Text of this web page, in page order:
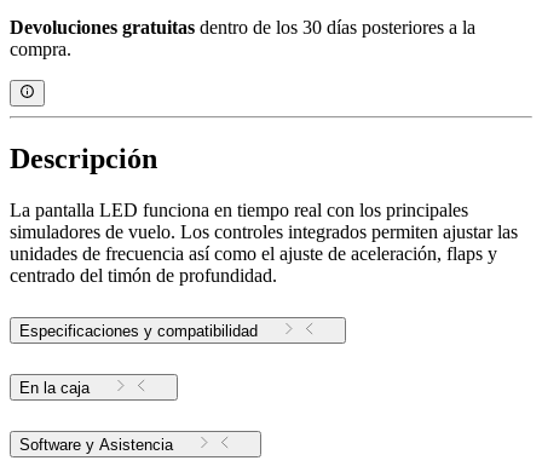
Devoluciones gratuitas dentro de los 30 días posteriores a la
compra.
Descripción
La pantalla LED funciona en tiempo real con los principales
simuladores de vuelo. Los controles integrados permiten ajustar las
unidades de frecuencia así como el ajuste de aceleración, flaps y
centrado del timón de profundidad.
Especificaciones y compatibilidad
En la caja
Software y Asistencia